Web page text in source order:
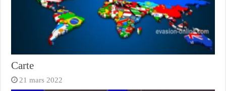
Carte
21 mars 2022